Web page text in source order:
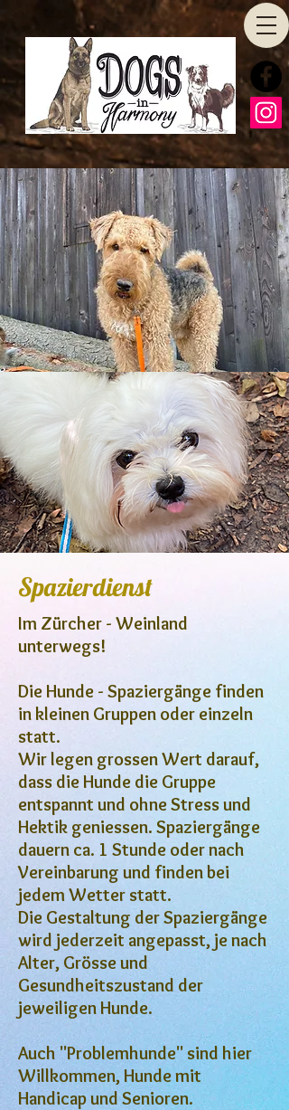
Spazierdienst
Im Zürcher - Weinland
unterwegs!
Die Hunde - Spaziergänge finden
in kleinen Gruppen oder einzeln
statt.
Wir legen grossen Wert darauf,
dass die Hunde die Gruppe
entspannt und ohne Stress und
Hektik geniessen. Spaziergänge
dauern ca. 1 Stunde oder nach
Vereinbarung und finden bei
jedem Wetter statt.
Die Gestaltung der Spaziergänge
wird jederzeit angepasst, je nach
Alter, Grösse und
Gesundheitszustand der
jeweiligen Hunde.
Auch "Problemhunde" sind hier
Willkommen, Hunde mit
Handicap und Senioren.